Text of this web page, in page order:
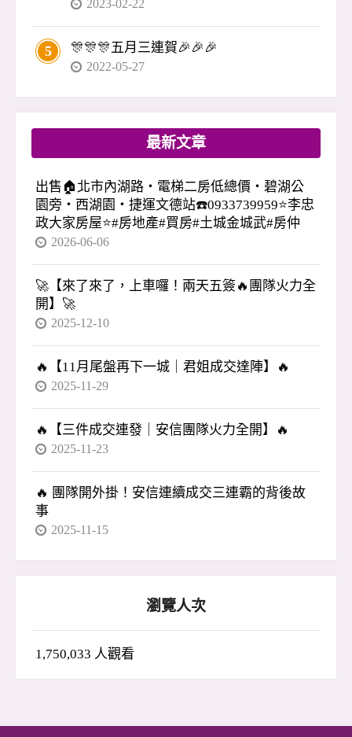
2023-02-22
5 🎊🎊🎊五月三連賀🎉🎉🎉
2022-05-27
最新文章
出售🏠北市內湖路・電梯二房低總價・碧湖公
園旁・西湖園・捷運文德站☎️0933739959⭐李忠
政大家房屋⭐#房地產#買房#土城金城武#房仲
2026-06-06
🚀【來了來了，上車囉！兩天五簽🔥團隊火力全
開】🚀
2025-12-10
🔥【11月尾盤再下一城｜君姐成交達陣】🔥
2025-11-29
🔥【三件成交連發｜安信團隊火力全開】🔥
2025-11-23
🔥 團隊開外掛！安信連續成交三連霸的背後故
事
2025-11-15
瀏覽人次
1,750,033 人觀看